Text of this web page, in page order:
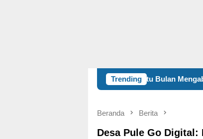
Trending
Satu Bulan Mengabdi, BBK 8 UNAIR
Beranda Berita
Desa Pule Go Digital: